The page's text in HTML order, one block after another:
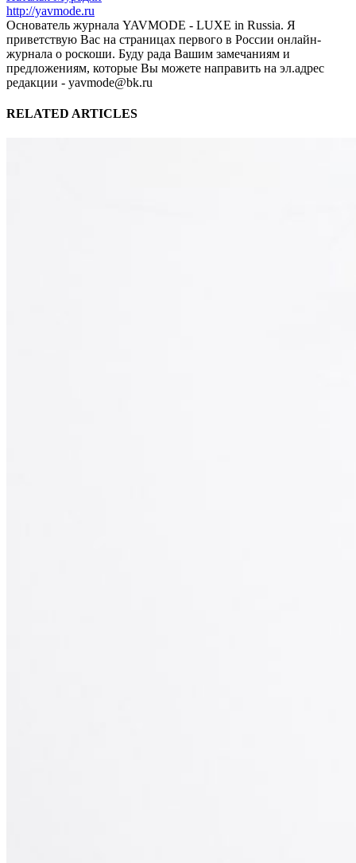
http://yavmode.ru
Основатель журнала YAVMODE - LUXE in Russia. Я
приветствую Вас на страницах первого в России онлайн-
журнала о роскоши. Буду рада Вашим замечаниям и
предложениям, которые Вы можете направить на эл.адрес
редакции - yavmode@bk.ru
RELATED ARTICLES